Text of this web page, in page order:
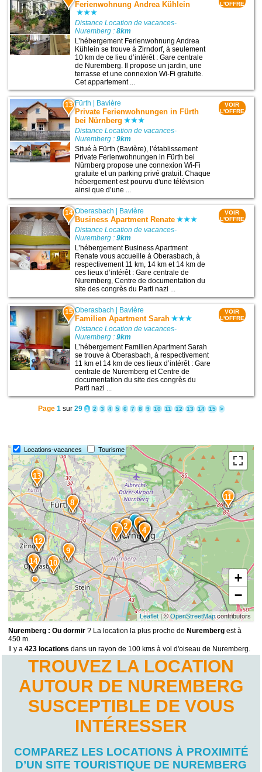
Ferienwohnung Andrea Kühlein
Distance Location de vacances-
Nuremberg :8km
L’hébergement Ferienwohnung Andrea
Kühlein se trouve à Zirndorf, à seulement
10 km de ce lieu d’intérêt : Gare centrale
de Nuremberg. Il propose un jardin, une
terrasse et une connexion Wi-Fi gratuite.
Cet appartement ...
L'OFFRE
13 Fürth Bavière
Private Ferienwohnungen in Fürth
bei Nürnberg
Distance Location de vacances-
Nuremberg :9km
Situé à Fürth (Bavière), l’établissement
Private Ferienwohnungen in Fürth bei
Nürnberg propose une connexion Wi-Fi
gratuite et un parking privé gratuit. Chaque
hébergement est pourvu d'une télévision
ainsi que d’une ...
VOIR
L'OFFRE
14 Oberasbach Bavière
Business Apartment Renate
Distance Location de vacances-
Nuremberg :9km
L’hébergement Business Apartment
Renate vous accueille à Oberasbach, à
respectivement 11 km, 14 km et 14 km de
ces lieux d’intérêt : Gare centrale de
Nuremberg, Centre de documentation du
site des congrès du Parti nazi ...
VOIR
L'OFFRE
15 Oberasbach Bavière
Familien Apartment Sarah
Distance Location de vacances-
Nuremberg :9km
L’hébergement Familien Apartment Sarah
se trouve à Oberasbach, à respectivement
11 km et 14 km de ces lieux d’intérêt : Gare
centrale de Nuremberg et Centre de
documentation du site des congrès du
Parti nazi ...
VOIR
L'OFFRE
Page 1sur 29 1 2 3 4 5 6 7 8 9 10 11 12 13 14 15 >
Locations-vacances Tourisme
15
14
13
12
11
10
9
8
7 6
5
4
3
2 1
+
−
Leaflet| ©OpenStreetMapcontributors
Nuremberg : Ou dormir ? La location la plus proche de Nuremberg est à
450 m.
Il y a423 locations dans un rayon de 100 kms à vol d'oiseau de Nuremberg.
TROUVEZ LA LOCATION
AUTOUR DE NUREMBERG
SUSCEPTIBLE DE VOUS
INTÉRESSER
COMPAREZ LES LOCATIONS À PROXIMITÉ
D’UN SITE TOURISTIQUE DE NUREMBERG